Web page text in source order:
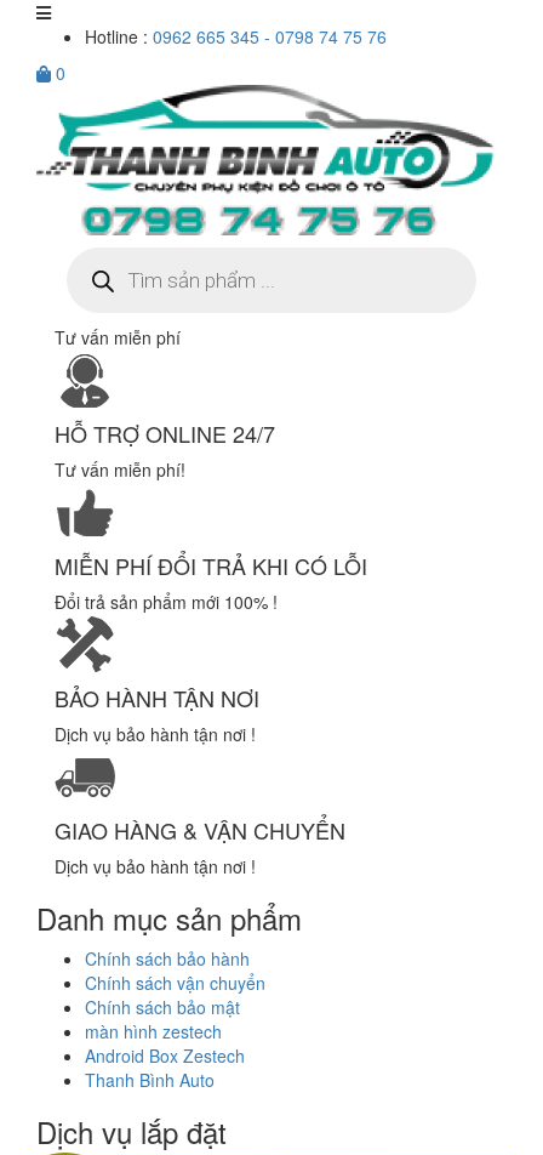
Hotline : 0962 665 345 - 0798 74 75 76
0
kiếm
sản
Tư vấn miễn phí
HỖ TRỢ ONLINE 24/7
Tư vấn miễn phí!
MIỄN PHÍ ĐỔI TRẢ KHI CÓ LỖI
Đổi trả sản phẩm mới 100% !
BẢO HÀNH TẬN NƠI
Dịch vụ bảo hành tận nơi !
GIAO HÀNG & VẬN CHUYỂN
Dịch vụ bảo hành tận nơi !
Danh mục sản phẩm
Chính sách bảo hành
Chính sách vận chuyển
Chính sách bảo mật
màn hình zestech
Android Box Zestech
Thanh Bình Auto
Dịch vụ lắp đặt